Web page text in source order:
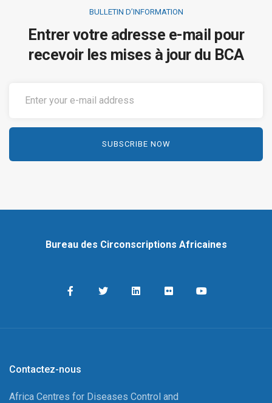
BULLETIN D’INFORMATION
Entrer votre adresse e-mail pour
recevoir les mises à jour du BCA
Bureau des Circonscriptions Africaines
Contactez-nous
Africa Centres for Diseases Control and